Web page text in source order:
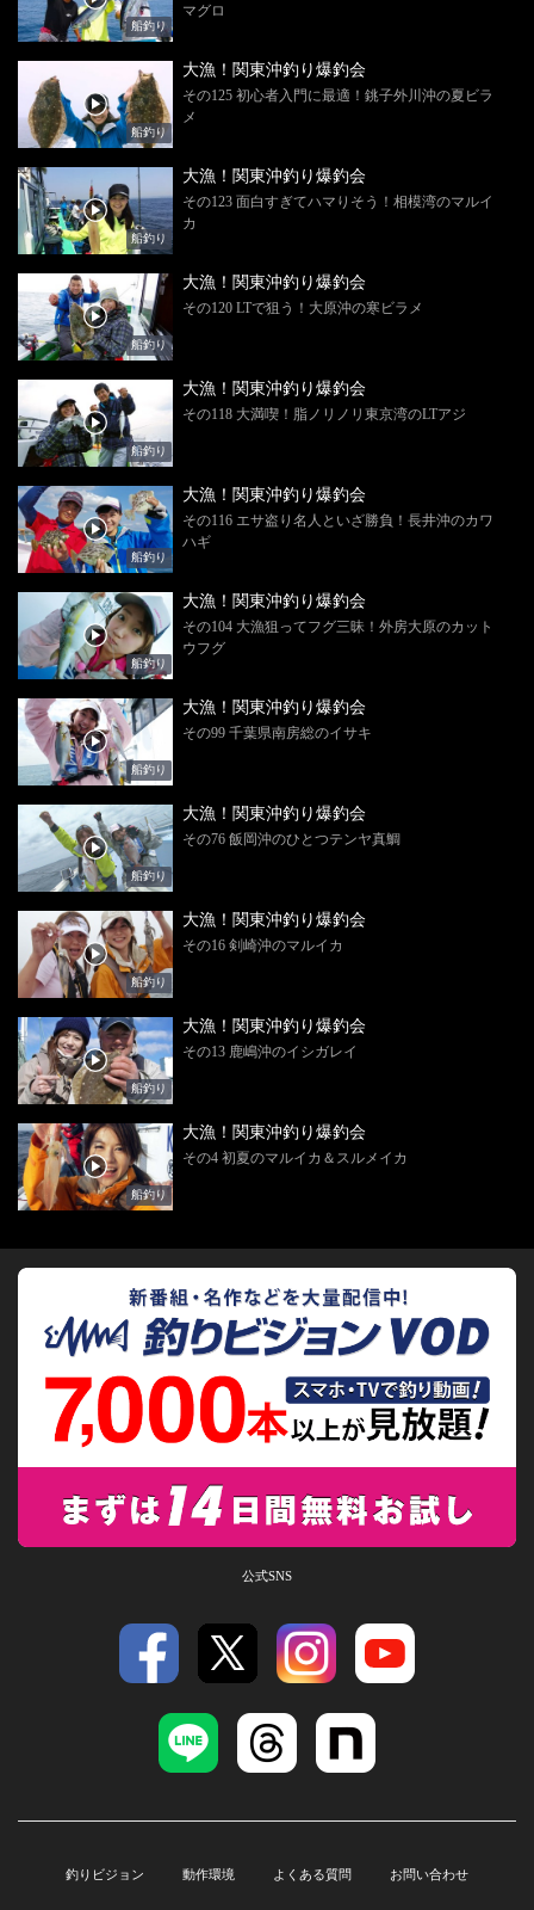
船釣り
マグロ
船釣り
大漁！関東沖釣り爆釣会
その125 初心者入門に最適！銚子外川沖の夏ビラ
メ
船釣り
大漁！関東沖釣り爆釣会
その123 面白すぎてハマりそう！相模湾のマルイ
カ
船釣り
大漁！関東沖釣り爆釣会
その120 LTで狙う！大原沖の寒ビラメ
船釣り
大漁！関東沖釣り爆釣会
その118 大満喫！脂ノリノリ東京湾のLTアジ
船釣り
大漁！関東沖釣り爆釣会
その116 エサ盗り名人といざ勝負！長井沖のカワ
ハギ
船釣り
大漁！関東沖釣り爆釣会
その104 大漁狙ってフグ三昧！外房大原のカット
ウフグ
船釣り
大漁！関東沖釣り爆釣会
その99 千葉県南房総のイサキ
船釣り
大漁！関東沖釣り爆釣会
その76 飯岡沖のひとつテンヤ真鯛
船釣り
大漁！関東沖釣り爆釣会
その16 剣崎沖のマルイカ
船釣り
大漁！関東沖釣り爆釣会
その13 鹿嶋沖のイシガレイ
船釣り
大漁！関東沖釣り爆釣会
その4 初夏のマルイカ＆スルメイカ
公式SNS
釣りビジョン 動作環境 よくある質問 お問い合わせ